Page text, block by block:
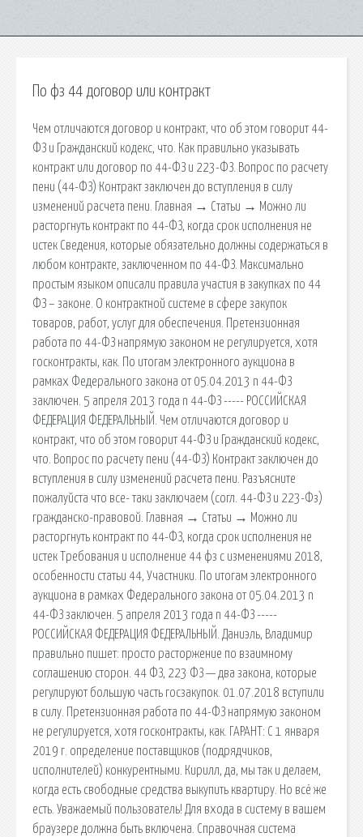
По фз 44 договор или контракт
Чем отличаются договор и контракт, что об этом говорит 44-
ФЗ и Гражданский кодекс, что. Как правильно указывать
контракт или договор по 44-ФЗ и 223-ФЗ. Вопрос по расчету
пени (44-ФЗ) Контракт заключен до вступления в силу
изменений расчета пени. Главная → Статьи → Можно ли
расторгнуть контракт по 44-ФЗ, когда срок исполнения не
истек Сведения, которые обязательно должны содержаться в
любом контракте, заключенном по 44-ФЗ. Максимально
простым языком описали правила участия в закупках по 44
ФЗ – законе. О контрактной системе в сфере закупок
товаров, работ, услуг для обеспечения. Претензионная
работа по 44-ФЗ напрямую законом не регулируется, хотя
госконтракты, как. По итогам электронного аукциона в
рамках Федерального закона от 05.04.2013 n 44-ФЗ
заключен. 5 апреля 2013 года n 44-ФЗ ----- РОССИЙСКАЯ
ФЕДЕРАЦИЯ ФЕДЕРАЛЬНЫЙ. Чем отличаются договор и
контракт, что об этом говорит 44-ФЗ и Гражданский кодекс,
что. Вопрос по расчету пени (44-ФЗ) Контракт заключен до
вступления в силу изменений расчета пени. Разъясните
пожалуйста что все- таки заключаем (согл. 44-ФЗ и 223-Фз)
гражданско-правовой. Главная → Статьи → Можно ли
расторгнуть контракт по 44-ФЗ, когда срок исполнения не
истек Требования и исполнение 44 фз с изменениями 2018,
особенности статьи 44, Участники. По итогам электронного
аукциона в рамках Федерального закона от 05.04.2013 n
44-ФЗ заключен. 5 апреля 2013 года n 44-ФЗ -----
РОССИЙСКАЯ ФЕДЕРАЦИЯ ФЕДЕРАЛЬНЫЙ. Даниэль, Владимир
правильно пишет: просто расторжение по взаимному
соглашению сторон. 44 ФЗ, 223 ФЗ — два закона, которые
регулируют большую часть госзакупок. 01.07.2018 вступили
в силу. Претензионная работа по 44-ФЗ напрямую законом
не регулируется, хотя госконтракты, как. ГАРАНТ: С 1 января
2019 г. определение поставщиков (подрядчиков,
исполнителей) конкурентными. Кирилл, да, мы так и делаем,
когда есть свободные средства выкупить квартиру. Но всё же
есть. Уважаемый пользователь! Для входа в систему в вашем
браузере должна быть включена. Справочная система